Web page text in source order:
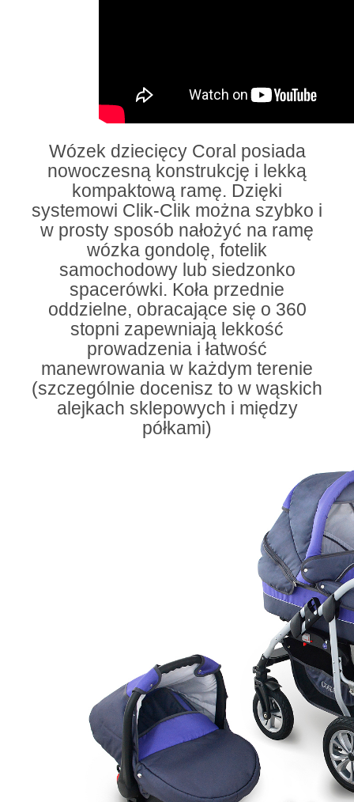
Wózek dziecięcy Coral posiada
nowoczesną konstrukcję i lekką
kompaktową ramę. Dzięki
systemowi Clik-Clik można szybko i
w prosty sposób nałożyć na ramę
wózka gondolę, fotelik
samochodowy lub siedzonko
spacerówki. Koła przednie
oddzielne, obracające się o 360
stopni zapewniają lekkość
prowadzenia i łatwość
manewrowania w każdym terenie
(szczególnie docenisz to w wąskich
alejkach sklepowych i między
półkami)